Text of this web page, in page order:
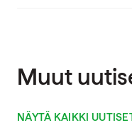
Muut
NÄYTÄ KAIKKI